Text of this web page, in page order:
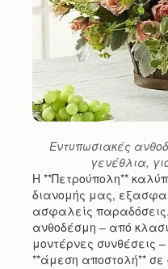
Εντυπωσιακές
γενέθλια,
Η **Πετρούπολη**
διανομής μας,
ασφαλείς παραδόσεις.
ανθοδέσμη – από
μοντέρνες συνθέσεις
**άμεση αποστολή** σε